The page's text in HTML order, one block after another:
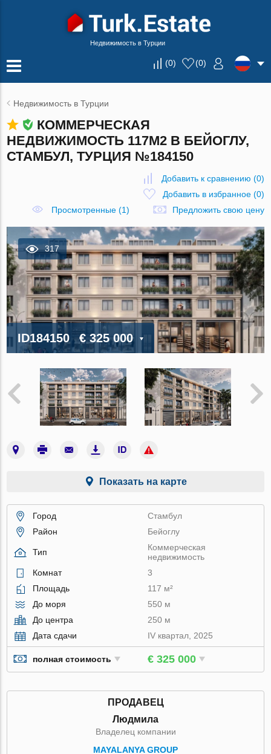
Недвижимость в Турции
(0) (0)
Недвижимость в Турции
КОММЕРЧЕСКАЯ
НЕДВИЖИМОСТЬ 117М2 В БЕЙОГЛУ,
СТАМБУЛ, ТУРЦИЯ №184150
Добавить к сравнению (0)
Добавить в избранное(0)
Просмотренные (1)
Предложить свою цену
317
ID184150 € 325 000
Показать на карте
Город
Стамбул
Район
Бейоглу
Тип
Коммерческая
недвижимость
Комнат
3
Площадь
117 м²
До моря
550 м
До центра
250 м
Дата сдачи
IV квартал, 2025
полная стоимость € 325 000
ПРОДАВЕЦ
Людмила
Владелец компании
MAYALANYA GROUP